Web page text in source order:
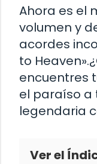
Ahora es el
volumen y
acordes
to
encuentres
el paraíso a
legendaria
Ver el